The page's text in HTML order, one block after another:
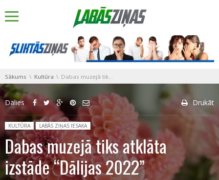
You are here:
Sākums Kultūra Dabas muzejā tiks atklāta izstāde “Dālijas 2022”
Dalies Drukāt
Posted in:
KULTŪRA LABĀS ZIŅAS IESAKA
Dabas muzejā tiks atklāta
izstāde “Dālijas 2022”